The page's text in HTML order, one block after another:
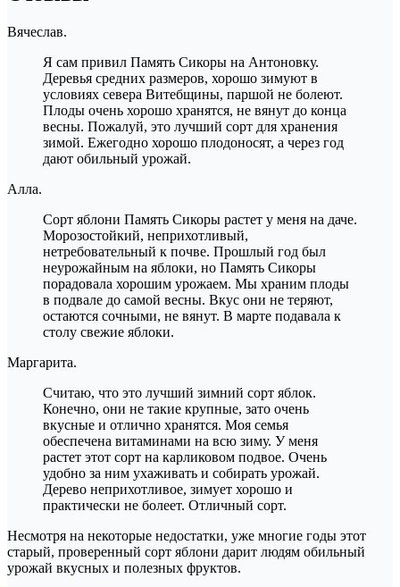
Вячеслав.
Я сам привил Память Сикоры на Антоновку.
Деревья средних размеров, хорошо зимуют в
условиях севера Витебщины, паршой не болеют.
Плоды очень хорошо хранятся, не вянут до конца
весны. Пожалуй, это лучший сорт для хранения
зимой. Ежегодно хорошо плодоносят, а через год
дают обильный урожай.
Алла.
Сорт яблони Память Сикоры растет у меня на даче.
Морозостойкий, неприхотливый,
нетребовательный к почве. Прошлый год был
неурожайным на яблоки, но Память Сикоры
порадовала хорошим урожаем. Мы храним плоды
в подвале до самой весны. Вкус они не теряют,
остаются сочными, не вянут. В марте подавала к
столу свежие яблоки.
Маргарита.
Считаю, что это лучший зимний сорт яблок.
Конечно, они не такие крупные, зато очень
вкусные и отлично хранятся. Моя семья
обеспечена витаминами на всю зиму. У меня
растет этот сорт на карликовом подвое. Очень
удобно за ним ухаживать и собирать урожай.
Дерево неприхотливое, зимует хорошо и
практически не болеет. Отличный сорт.
Несмотря на некоторые недостатки, уже многие годы этот
старый, проверенный сорт яблони дарит людям обильный
урожай вкусных и полезных фруктов.